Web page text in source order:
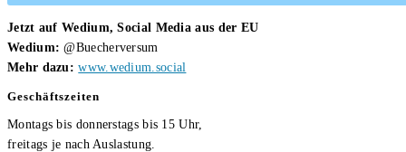
Jetzt auf Wedium, Social Media aus der EU
Wedium: @Buecherversum
Mehr dazu: www.wedium.social
Geschäftszeiten
Montags bis donnerstags bis 15 Uhr,
freitags je nach Auslastung.